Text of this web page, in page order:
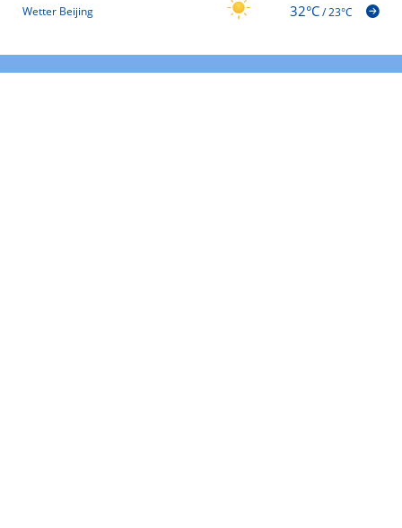
Wetter Beijing 32°C/23°C